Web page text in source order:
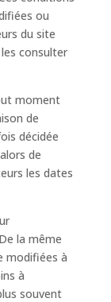
ou
du site
les consulter
moment
de
décidée
de
les dates
la même
modifiées à
à
souvent